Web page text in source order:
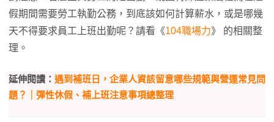
假期間需要勞工執勤公務，到底該如何計算薪水，或是哪幾
天不得要求員工上班出勤呢？請看《104職場力》 的相關整
理。
延伸閱讀： 遇到補班日，企業人資該留意哪些規範與營運常見問
題？｜彈性休假、補上班注意事項總整理